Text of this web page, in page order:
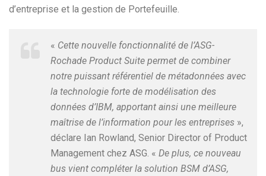
d’entreprise et la gestion de Portefeuille.
« Cette nouvelle fonctionnalité de l’ASG-
Rochade Product Suite permet de combiner
notre puissant référentiel de métadonnées avec
la technologie forte de modélisation des
données d’IBM, apportant ainsi une meilleure
maîtrise de l’information pour les entreprises »,
déclare Ian Rowland, Senior Director of Product
Management chez ASG. « De plus, ce nouveau
bus vient compléter la solution BSM d’ASG,